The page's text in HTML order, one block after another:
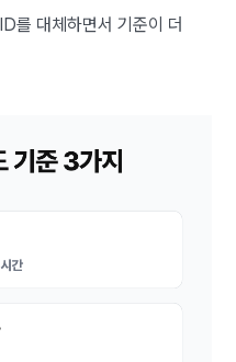
를 대체하면서 기준이 더